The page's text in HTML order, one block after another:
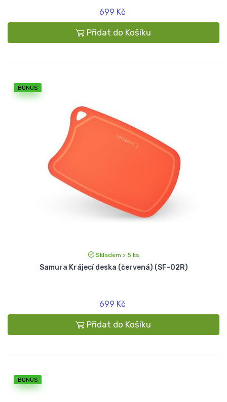
699 Kč
Přidat do Košíku
BONUS
Skladem > 5 ks
Samura Krájecí deska (červená) (SF-02R)
699 Kč
Přidat do Košíku
BONUS